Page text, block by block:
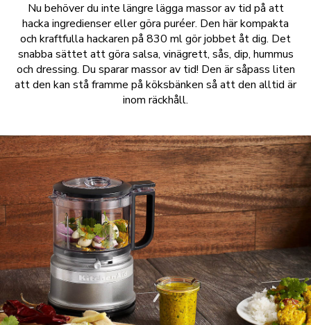
Nu behöver du inte längre lägga massor av tid på att
hacka ingredienser eller göra puréer. Den här kompakta
och kraftfulla hackaren på 830 ml gör jobbet åt dig. Det
snabba sättet att göra salsa, vinägrett, sås, dip, hummus
och dressing. Du sparar massor av tid! Den är såpass liten
att den kan stå framme på köksbänken så att den alltid är
inom räckhåll.